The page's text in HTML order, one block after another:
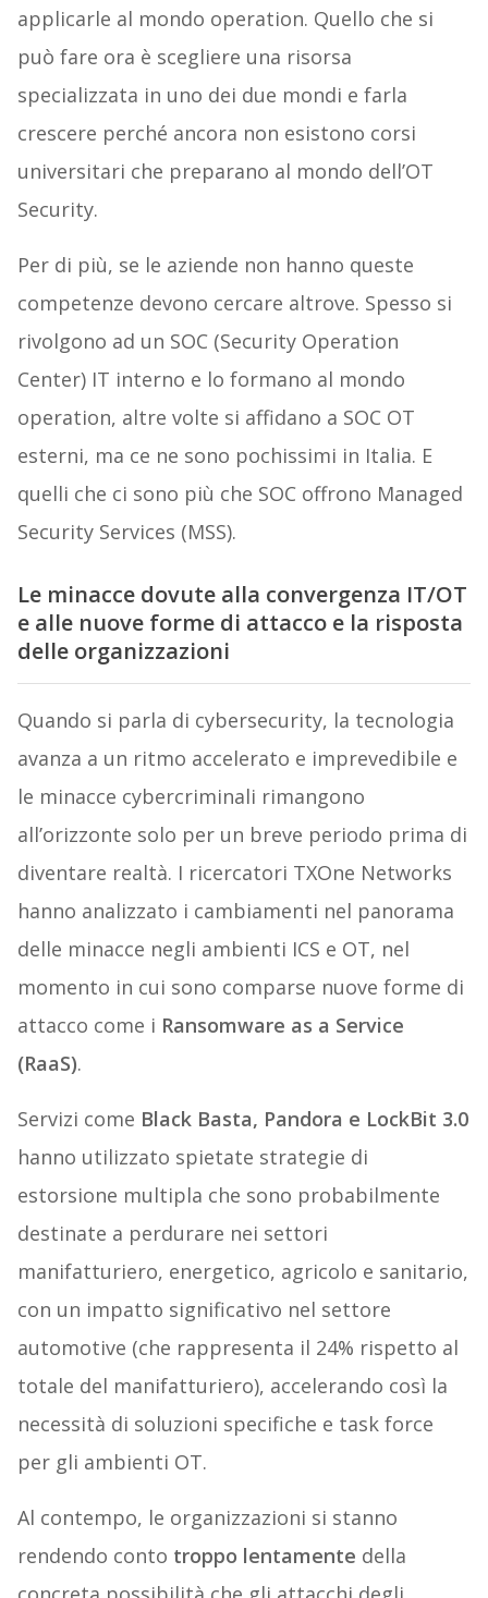
applicarle al mondo operation. Quello che si
può fare ora è scegliere una risorsa
specializzata in uno dei due mondi e farla
crescere perché ancora non esistono corsi
universitari che preparano al mondo dell’OT
Security.
Per di più, se le aziende non hanno queste
competenze devono cercare altrove. Spesso si
rivolgono ad un SOC (Security Operation
Center) IT interno e lo formano al mondo
operation, altre volte si affidano a SOC OT
esterni, ma ce ne sono pochissimi in Italia. E
quelli che ci sono più che SOC offrono Managed
Security Services (MSS).
Le minacce dovute alla convergenza IT/OT
e alle nuove forme di attacco e la risposta
delle organizzazioni
Quando si parla di cybersecurity, la tecnologia
avanza a un ritmo accelerato e imprevedibile e
le minacce cybercriminali rimangono
all’orizzonte solo per un breve periodo prima di
diventare realtà. I ricercatori TXOne Networks
hanno analizzato i cambiamenti nel panorama
delle minacce negli ambienti ICS e OT, nel
momento in cui sono comparse nuove forme di
attacco come i Ransomware as a Service
(RaaS).
Servizi come Black Basta, Pandora e LockBit 3.0
hanno utilizzato spietate strategie di
estorsione multipla che sono probabilmente
destinate a perdurare nei settori
manifatturiero, energetico, agricolo e sanitario,
con un impatto significativo nel settore
automotive (che rappresenta il 24% rispetto al
totale del manifatturiero), accelerando così la
necessità di soluzioni specifiche e task force
per gli ambienti OT.
Al contempo, le organizzazioni si stanno
rendendo conto troppo lentamente della